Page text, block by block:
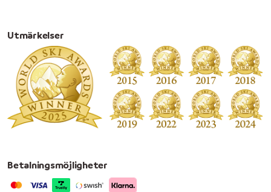
Utmärkelser
Betalningsmöjligheter